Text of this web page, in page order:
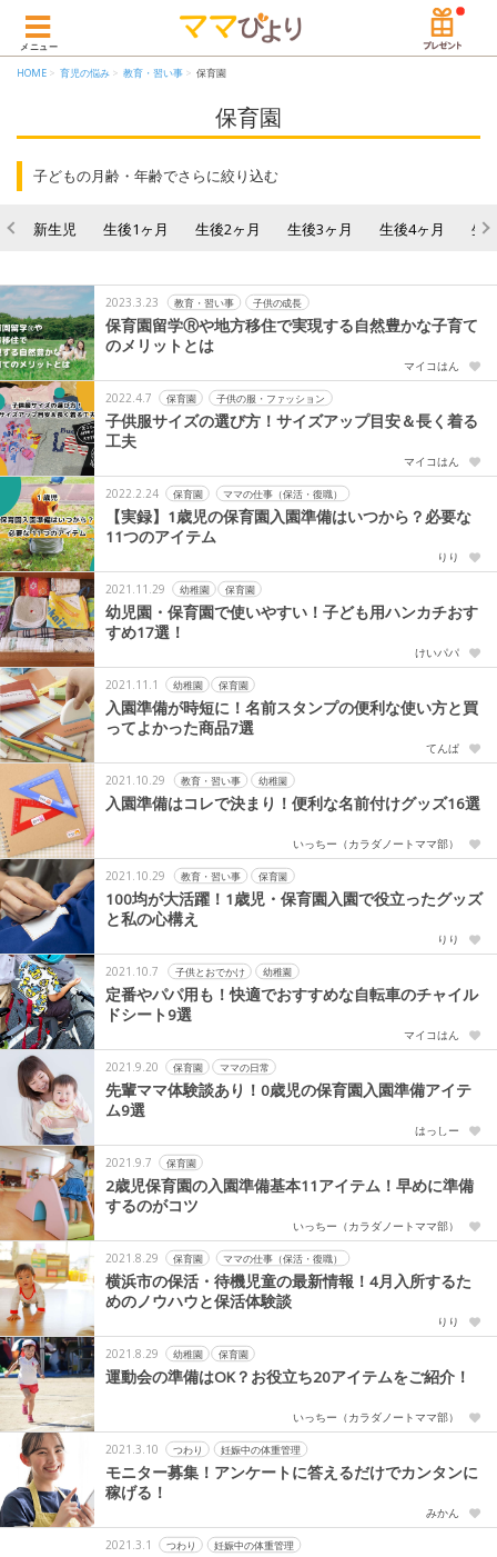
メニュー
HOME 育児の悩み 教育・習い事 保育園
保育園
子どもの月齢・年齢でさらに絞り込む
新生児 生後1ヶ月 生後2ヶ月 生後3ヶ月 生後4ヶ月 生
2023.3.23 教育・習い事 子供の成長
保育園留学Ⓡや地方移住で実現する自然豊かな子育て
のメリットとは
マイコはん
2022.4.7 保育園 子供の服・ファッション
子供服サイズの選び方！サイズアップ目安＆長く着る
工夫
マイコはん
2022.2.24 保育園 ママの仕事（保活・復職）
【実録】1歳児の保育園入園準備はいつから？必要な
11つのアイテム
りり
2021.11.29 幼稚園 保育園
幼児園・保育園で使いやすい！子ども用ハンカチおす
すめ17選！
けいパパ
2021.11.1 幼稚園 保育園
入園準備が時短に！名前スタンプの便利な使い方と買
ってよかった商品7選
てんぱ
2021.10.29 教育・習い事 幼稚園
入園準備はコレで決まり！便利な名前付けグッズ16選
いっちー（カラダノートママ部）
2021.10.29 教育・習い事 保育園
100均が大活躍！1歳児・保育園入園で役立ったグッズ
と私の心構え
りり
2021.10.7 子供とおでかけ 幼稚園
定番やパパ用も！快適でおすすめな自転車のチャイル
ドシート9選
マイコはん
2021.9.20 保育園 ママの日常
先輩ママ体験談あり！0歳児の保育園入園準備アイテ
ム9選
はっしー
2021.9.7 保育園
2歳児保育園の入園準備基本11アイテム！早めに準備
するのがコツ
いっちー（カラダノートママ部）
2021.8.29 保育園 ママの仕事（保活・復職）
横浜市の保活・待機児童の最新情報！4月入所するた
めのノウハウと保活体験談
りり
2021.8.29 幼稚園 保育園
運動会の準備はOK？お役立ち20アイテムをご紹介！
いっちー（カラダノートママ部）
2021.3.10 つわり 妊娠中の体重管理
モニター募集！アンケートに答えるだけでカンタンに
稼げる！
みかん
2021.3.1 つわり 妊娠中の体重管理